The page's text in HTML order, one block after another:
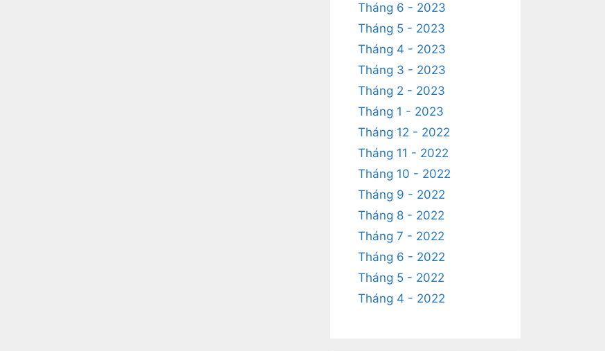
Tháng 6 - 2023
Tháng 5 - 2023
Tháng 4 - 2023
Tháng 3 - 2023
Tháng 2 - 2023
Tháng 1 - 2023
Tháng 12 - 2022
Tháng 11 - 2022
Tháng 10 - 2022
Tháng 9 - 2022
Tháng 8 - 2022
Tháng 7 - 2022
Tháng 6 - 2022
Tháng 5 - 2022
Tháng 4 - 2022